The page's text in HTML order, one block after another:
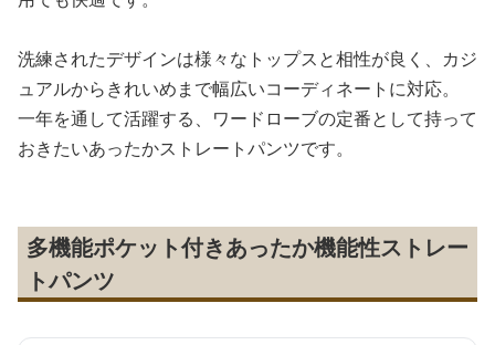
洗練されたデザインは様々なトップスと相性が良く、カジ
ュアルからきれいめまで幅広いコーディネートに対応。
一年を通して活躍する、ワードローブの定番として持って
おきたいあったかストレートパンツです。
多機能ポケット付きあったか機能性ストレー
トパンツ